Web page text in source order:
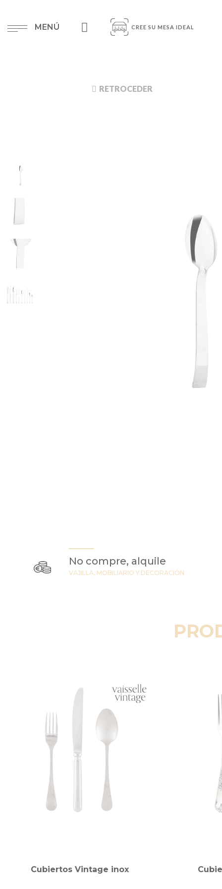
MENÚ CREE SU MESA IDEAL
RETROCEDER
No compre, alquile
VAJILLA, MOBILIARIO Y DECORACIÓN
Cubiertos Vintage inox